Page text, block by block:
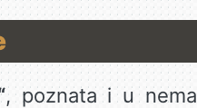
, poznata i u